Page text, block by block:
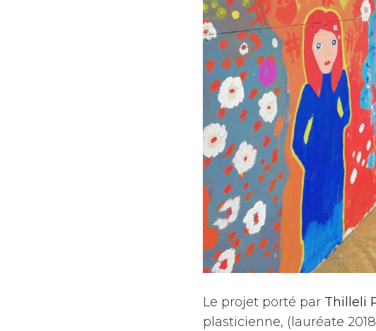
Le projet porté par Thilleli
plasticienne, (lauréate